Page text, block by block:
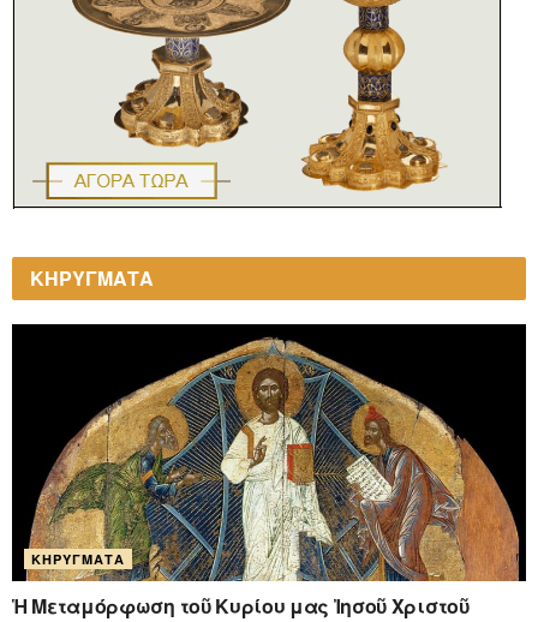
ΚΗΡΥΓΜΑΤΑ
ΚΗΡΎΓΜΑΤΑ
Ἡ Μεταμόρφωση τοῦ Κυρίου μας Ἰησοῦ Χριστοῦ